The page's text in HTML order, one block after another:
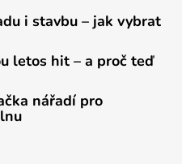
i stavbu – jak vybrat
letos hit – a proč teď
nářadí pro